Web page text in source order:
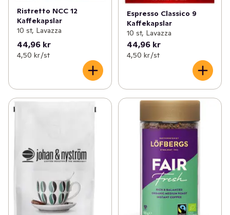
Ristretto NCC 12
Kaffekapslar
10 st, Lavazza
44,96 kr
4,50 kr /st
Espresso Classico 9
Kaffekapslar
10 st, Lavazza
44,96 kr
4,50 kr /st